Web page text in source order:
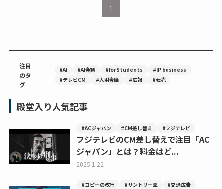
1
注目
のタ
グ
｜ #AI #AI会議 #forStudents
#IP business
#テレビCM
#人財会議 #広報 #転売
殿堂入り人気記事
#ACジャパン #CM差し替え #フジテレビ
フジテレビのCM差し替えで注目「AC
ジャパン」とは？料金はど...
2025.1.22
#コピーの改行 #サントリー翠 #交通広告